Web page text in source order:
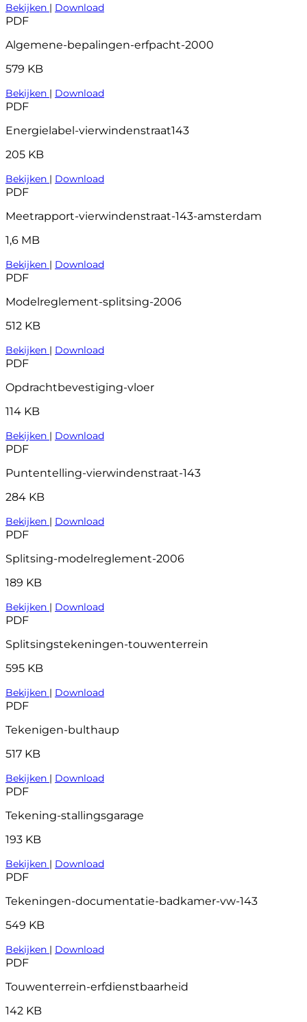
Bekijken | Download
PDF
Algemene-bepalingen-erfpacht-2000
579 KB
Bekijken | Download
PDF
Energielabel-vierwindenstraat143
205 KB
Bekijken | Download
PDF
Meetrapport-vierwindenstraat-143-amsterdam
1,6 MB
Bekijken | Download
PDF
Modelreglement-splitsing-2006
512 KB
Bekijken | Download
PDF
Opdrachtbevestiging-vloer
114 KB
Bekijken | Download
PDF
Puntentelling-vierwindenstraat-143
284 KB
Bekijken | Download
PDF
Splitsing-modelreglement-2006
189 KB
Bekijken | Download
PDF
Splitsingstekeningen-touwenterrein
595 KB
Bekijken | Download
PDF
Tekenigen-bulthaup
517 KB
Bekijken | Download
PDF
Tekening-stallingsgarage
193 KB
Bekijken | Download
PDF
Tekeningen-documentatie-badkamer-vw-143
549 KB
Bekijken | Download
PDF
Touwenterrein-erfdienstbaarheid
142 KB